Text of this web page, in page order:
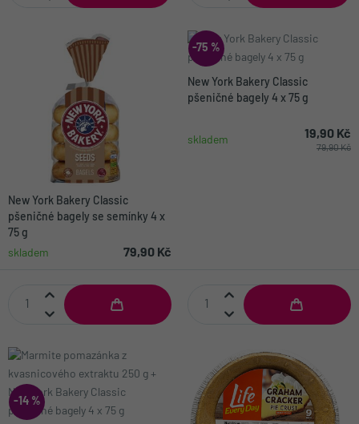
New York Bakery Classic
pšeničné bagely se semínky 4 x
75 g
skladem
79,90 Kč
-75 %
New York Bakery Classic
pšeničné bagely 4 x 75 g
skladem 19,90 Kč
79,90 Kč
-14 %